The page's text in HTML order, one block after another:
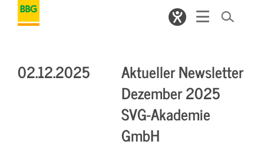
02.12.2025
Aktueller Newsletter
Dezember 2025
SVG-Akademie
GmbH